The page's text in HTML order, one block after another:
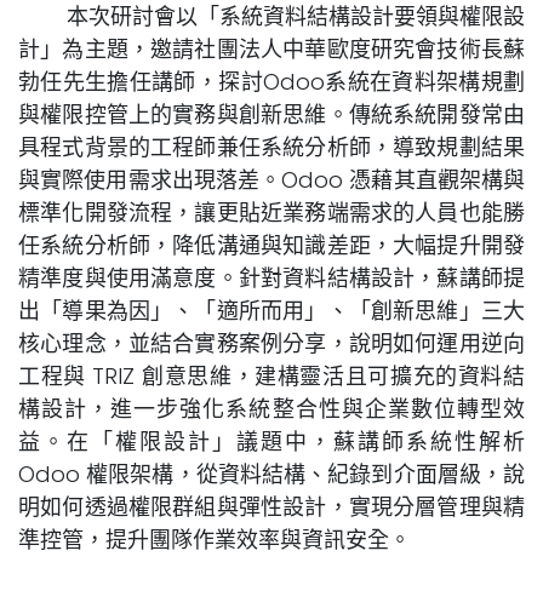
本次研討會以「系統資料結構設計要領與權限設
計」為主題，邀請社團法人中華歐度研究會技術長蘇
勃任先生擔任講師，探討Odoo系統在資料架構規劃
與權限控管上的實務與創新思維。傳統系統開發常由
具程式背景的工程師兼任系統分析師，導致規劃結果
與實際使用需求出現落差。Odoo 憑藉其直觀架構與
標準化開發流程，讓更貼近業務端需求的人員也能勝
任系統分析師，降低溝通與知識差距，大幅提升開發
精準度與使用滿意度。​針對資料結構設計，蘇講師提
出「導果為因」、「適所而用」、「創新思維」三大
核心理念，並結合實務案例分享，說明如何運用逆向
工程與 TRIZ 創意思維，建構靈活且可擴充的資料結
構設計，進一步強化系統整合性與企業數位轉型效
益。在「權限設計」議題中，蘇講師系統性解析
Odoo 權限架構，從資料結構、紀錄到介面層級，說
明如何透過權限群組與彈性設計，實現分層管理與精
準控管，提升團隊作業效率與資訊安全。